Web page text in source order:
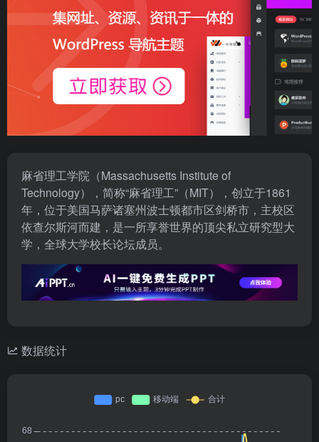
麻省理工学院（Massachusetts Institute of
Technology），简称“麻省理工”（MIT），创立于1861
年，位于美国马萨诸塞州波士顿都市区剑桥市，主校区
依查尔斯河而建，是一所享誉世界的顶尖私立研究型大
学，全球大学校长论坛成员。
数据统计